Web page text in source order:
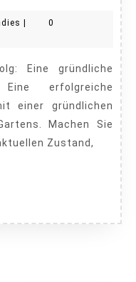
Garten0
erfolgreiche
einer gründlichen
Machen Sie
Zustand,